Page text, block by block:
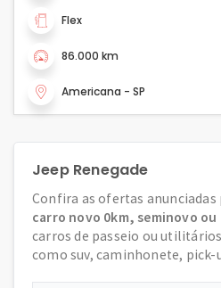
Flex
86.000 km
Americana - SP
Jeep Renegade
Confira as ofertas anunciadas
carro novo 0km, seminovo ou
carros de passeio ou
como suv, caminhonete, pick-